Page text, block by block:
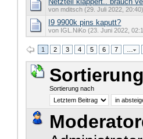
von mditsch (29. Juli 2022, 20:40)
I9 9900k pins kaputt?
von IGL.NiKo (23. Juni 2022,
1 2 3 4 5 6 7 …
Sortierung nach